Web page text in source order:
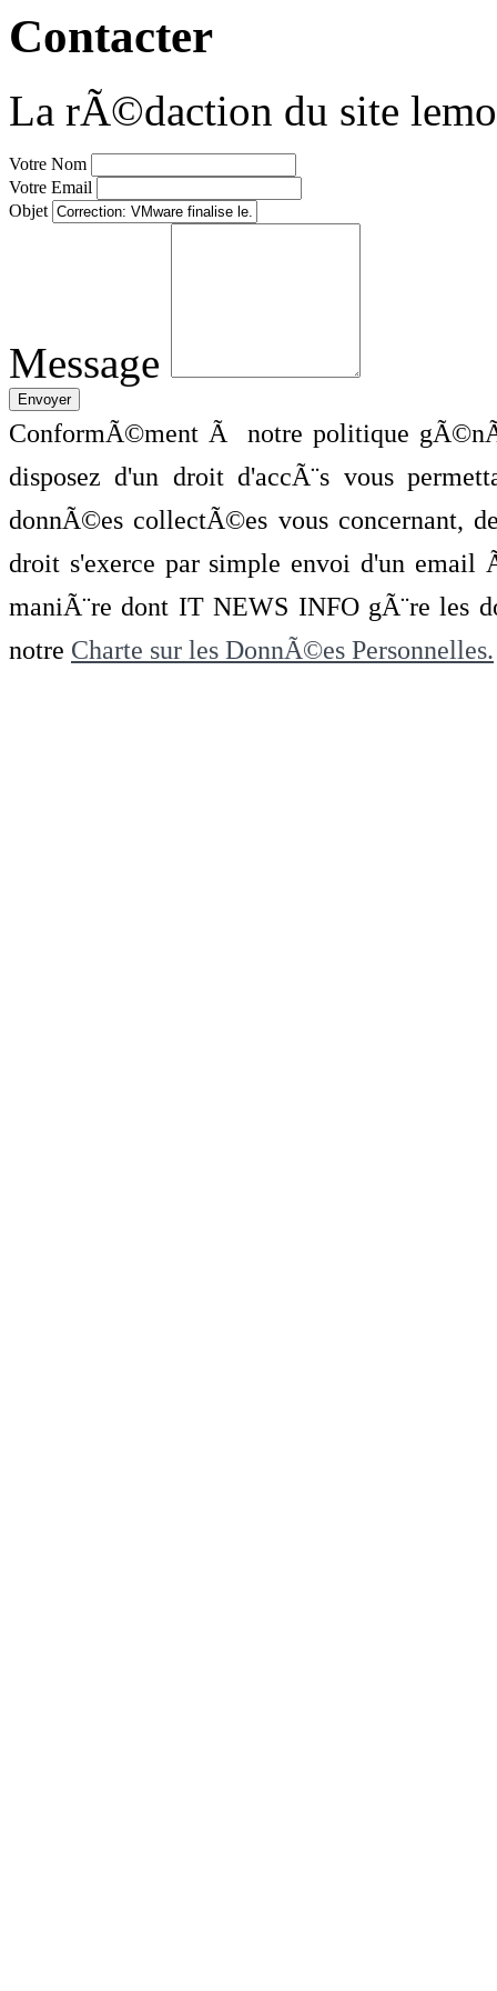
Contacter
La rÃ©daction du site
Votre Nom
Votre Email
Objet
Message
ConformÃ©ment Ã notre politique
disposez d'un droit d'accÃ¨s vous
donnÃ©es collectÃ©es vous concernant,
droit s'exerce par simple envoi d'un
maniÃ¨re dont IT NEWS INFO gÃ¨re les
notre Charte sur les DonnÃ©es Personnelles.